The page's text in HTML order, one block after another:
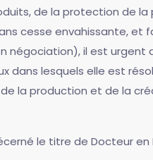
de la protection de
cesse envahissante, et
négociation), il est urgent
dans lesquels elle est
la production et de la
le titre de Docteur